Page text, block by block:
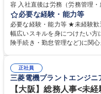
容 入社直後は労務（労務管理
任せいたします。将来は総務・
営を支えるゼネラリストをめざせます。 ・初期業務：労
計算、社会保険対応、福利厚
します。ご経験に応じて、休職
幅広く経験を積みたい意欲がある方に
務・人事】未経験歓迎/日立グ
指す
必要な経験・能力等
必要な経験・能力等 ★未経験
幅広いスキルを身につけたい方におすすめ！ ■労務
険手続き・勤怠管理など)に関
のご経験 ■労務管理（給与計算
■衛生管理者の資格をお持ちの方 学歴・資格 学歴：大学院 大学 高専
専修学校 高校 語学力： 資格：
正社員
三菱電機プラントエンジニ
【大阪】総務人事<未